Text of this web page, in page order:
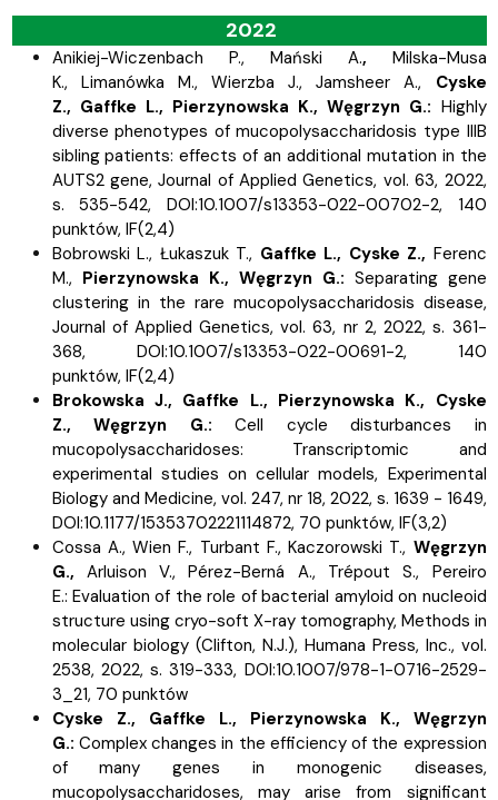
2022
Anikiej-Wiczenbach P., Mański A.,
Milska-Musa
K.,
Limanówka M., Wierzba J., Jamsheer A.,
Cyske
Z., Gaffke L., Pierzynowska K., Węgrzyn G.: Highly
diverse phenotypes of mucopolysaccharidosis type IIIB
sibling patients: effects of an additional mutation in the
AUTS2 gene, Journal of Applied Genetics, vol. 63, 2022,
s.
535-542, DOI:10.1007/s13353-022-00702-2, 140
punktów, IF(2,4)
Bobrowski L., Łukaszuk T., Gaffke L., Cyske Z., Ferenc
M., Pierzynowska K., Węgrzyn G.: Separating gene
clustering in the rare mucopolysaccharidosis disease,
Journal of Applied Genetics, vol. 63, nr 2, 2022, s. 361-
368, DOI:10.1007/s13353-022-00691-2, 140
punktów, IF(2,4)
Brokowska J., Gaffke L., Pierzynowska K., Cyske
Z.,
Węgrzyn G.:
Cell cycle disturbances in
mucopolysaccharidoses: Transcriptomic and
experimental studies on cellular models, Experimental
Biology and Medicine, vol. 247, nr 18, 2022, s. 1639 - 1649,
DOI:10.1177/15353702221114872, 70 punktów, IF(3,2)
Cossa A., Wien F., Turbant F., Kaczorowski T., Węgrzyn
G., Arluison V., Pérez-Berná A., Trépout S.,
Pereiro
E.: Evaluation of the role of bacterial amyloid on nucleoid
structure using cryo-soft X-ray tomography, Methods in
molecular biology (Clifton, N.J.), Humana Press, Inc., vol.
2538, 2022, s. 319-333, DOI:10.1007/978-1-0716-2529-
3_21, 70 punktów
Cyske Z.,
Gaffke L., Pierzynowska K.,
Węgrzyn
G.: Complex changes in the efficiency of the expression
of many genes in monogenic diseases,
mucopolysaccharidoses, may arise from significant